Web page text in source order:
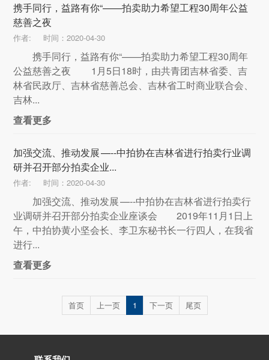
携手同行，益路有你“——拍卖助力希望工程30周年公益
慈善之夜
作者: 时间：2020-04-30
携手同行，益路有你“——拍卖助力希望工程30周年
公益慈善之夜 1月5日18时，由共青团吉林省委、吉
林省民政厅、吉林省慈善总会、吉林省工时商业联合会、
吉林...
查看更多
加强交流、推动发展 —--中拍协在吉林省进行拍卖行业调
研并召开部分拍卖企业...
作者: 时间：2020-04-30
加强交流、推动发展 —--中拍协在吉林省进行拍卖行
业调研并召开部分拍卖企业座谈会 2019年11月1日上
午，中拍协黄小坚会长、李卫东秘书长一行四人，在我省
进行...
查看更多
首页 上一页 1 下一页 尾页